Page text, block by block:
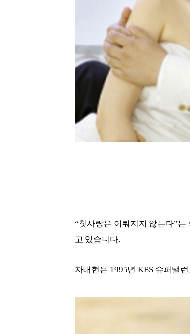
“첫사랑은 이뤄지지 않는다”는
고 있습니다.
차태현은 1995년 KBS 슈퍼탤